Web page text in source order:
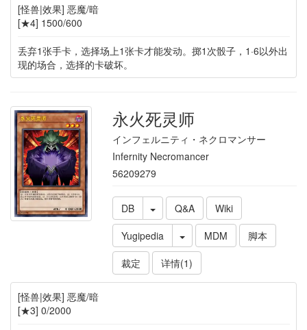
[怪兽|效果] 恶魔/暗
[★4] 1500/600
丢弃1张手卡，选择场上1张卡才能发动。掷1次骰子，1·6以外出
现的场合，选择的卡破坏。
永火死灵师
インフェルニティ・ネクロマンサー
Infernity Necromancer
56209279
DB Q&A
Wiki
Yugipedia
MDM
脚本
裁定
详情(1)
[怪兽|效果] 恶魔/暗
[★3] 0/2000